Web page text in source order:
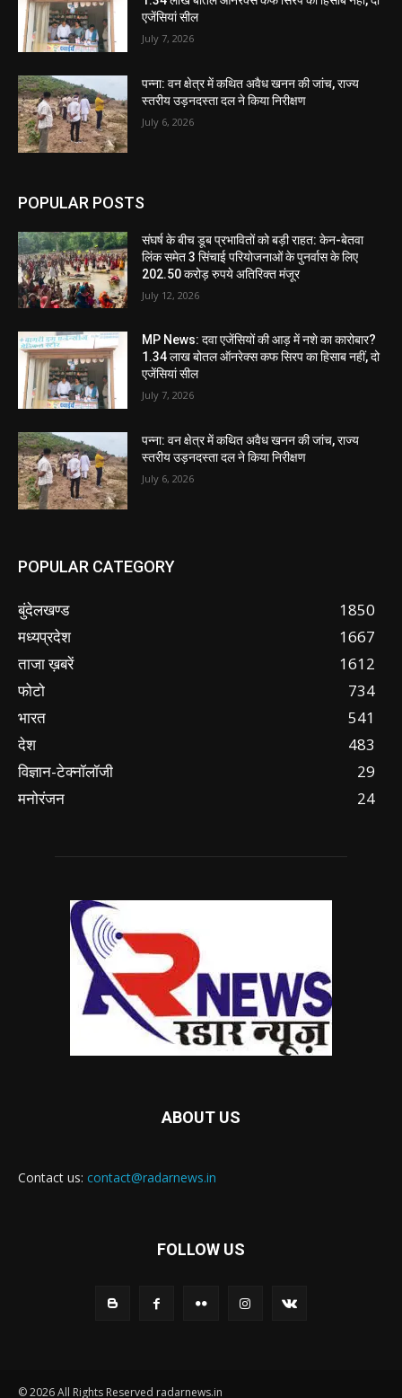
एजेंसियां सील
July 7, 2026
पन्ना: वन क्षेत्र में कथित अवैध खनन की जांच, राज्य
स्तरीय उड़नदस्ता दल ने किया निरीक्षण
July 6, 2026
POPULAR POSTS
संघर्ष के बीच डूब प्रभावितों को बड़ी राहत: केन-बेतवा
लिंक समेत 3 सिंचाई परियोजनाओं के पुनर्वास के लिए
202.50 करोड़ रुपये अतिरिक्त मंजूर
July 12, 2026
MP News: दवा एजेंसियों की आड़ में नशे का कारोबार?
1.34 लाख बोतल ऑनरेक्स कफ सिरप का हिसाब नहीं, दो
एजेंसियां सील
July 7, 2026
पन्ना: वन क्षेत्र में कथित अवैध खनन की जांच, राज्य
स्तरीय उड़नदस्ता दल ने किया निरीक्षण
July 6, 2026
POPULAR CATEGORY
बुंदेलखण्ड
1850
मध्यप्रदेश
1667
ताजा ख़बरें
1612
फोटो
734
भारत
541
देश
483
विज्ञान-टेक्नॉलॉजी
29
मनोरंजन
24
ABOUT US
Contact us: contact@radarnews.in
FOLLOW US
© 2026 All Rights Reserved radarnews.in